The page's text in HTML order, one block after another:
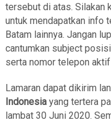
tersebut di atas. Silakan
untuk mendapatkan info
Batam lainnya. Jangan
cantumkan subject
serta nomor telepon
Lamaran dapat dikirim
Indonesiayang tertera
lambat 30 Juni 2020.